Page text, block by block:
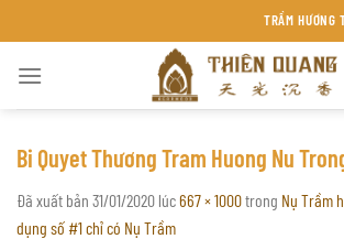
đến
TRẦM HƯƠNG THIÊN
Bi Quyet Thương Tram Huong Nu
Đã xuất bản 31/01/2020 lúc667 × 1000trong Nụ Trầm
dụng số #1 chỉ có Nụ Trầm